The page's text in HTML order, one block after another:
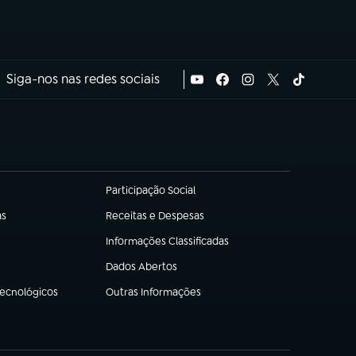
Siga-nos nas redes sociais
Participação Social
(abre em nova aba)
Receitas e Despesas
(abre em nova aba)
Informações Classificadas
(abre em nova aba)
Dados Abertos
(abre em nova aba)
Outras Informações
(abre em nova aba)